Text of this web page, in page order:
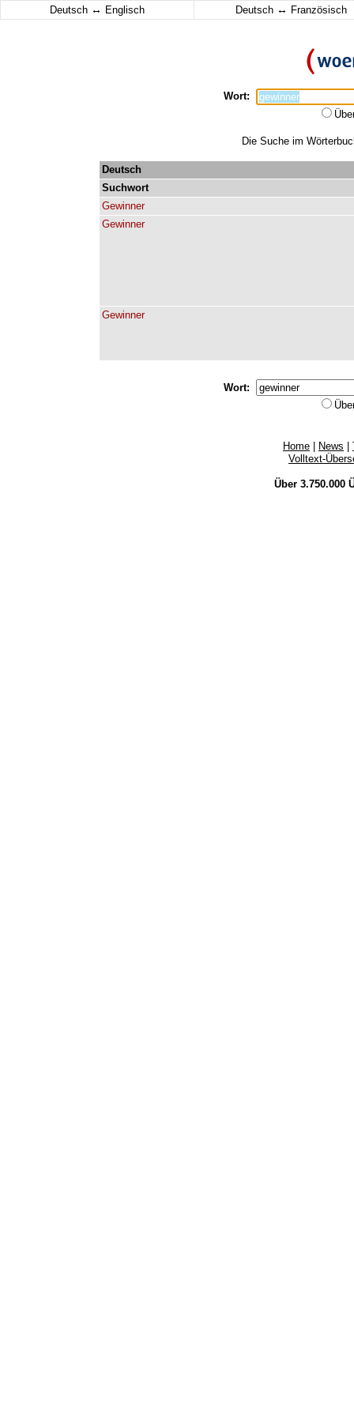
Deutsch ↔ Englisch Deutsch ↔ Französisch
Wort:
Die Suche im
Deutsch
Suchwort
Gewinner
Gewinner
Gewinner
Wort:
Home News
Volltext-
Über 3.750.000